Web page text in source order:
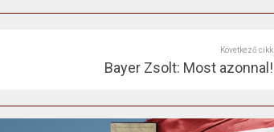
Következő cikk
Bayer Zsolt: Most azonnal!